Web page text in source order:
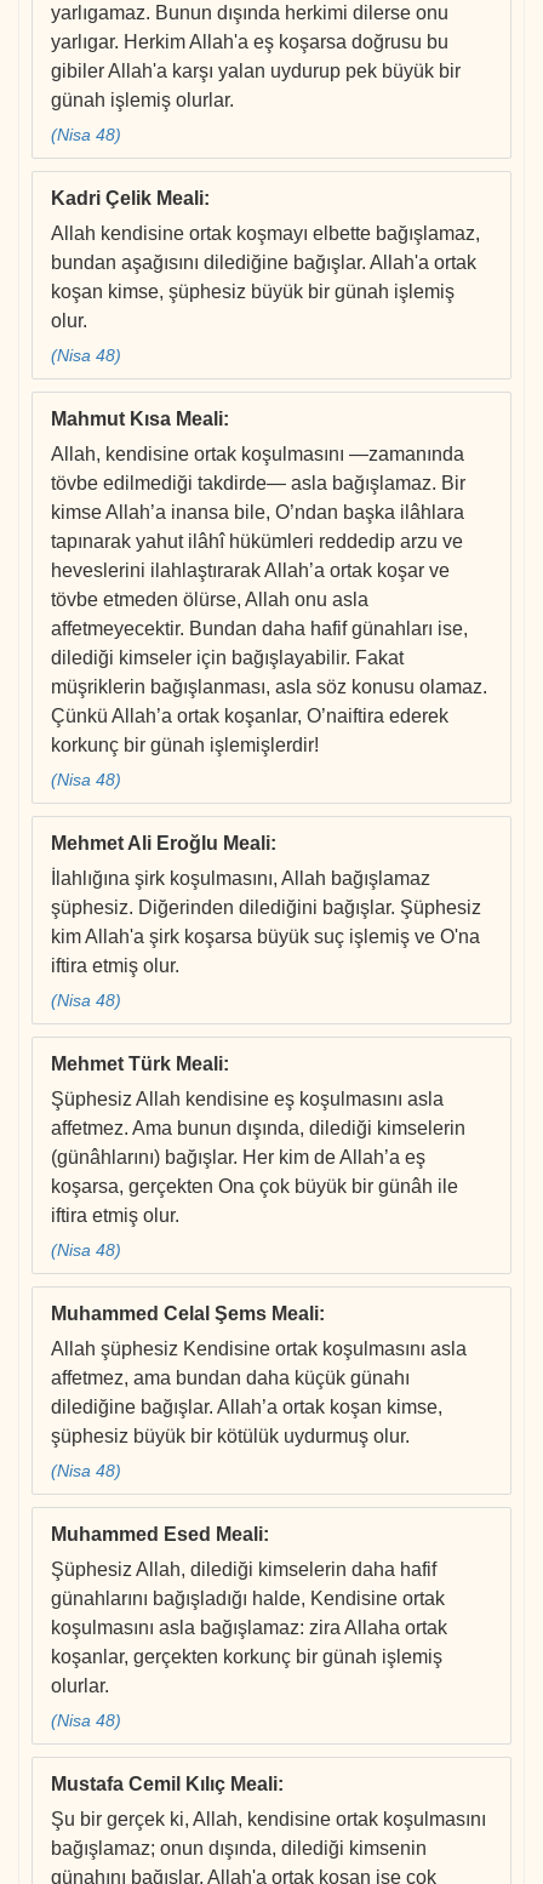
yarlıgamaz. Bunun dışında herkimi dilerse onu
yarlıgar. Herkim Allah'a eş koşarsa doğrusu bu
gibiler Allah'a karşı yalan uydurup pek büyük bir
günah işlemiş olurlar.
(Nisa 48)
Kadri Çelik Meali:
Allah kendisine ortak koşmayı elbette bağışlamaz,
bundan aşağısını dilediğine bağışlar. Allah'a ortak
koşan kimse, şüphesiz büyük bir günah işlemiş
olur.
(Nisa 48)
Mahmut Kısa Meali:
Allah, kendisine ortak koşulmasını —zamanında
tövbe edilmediği takdirde— asla bağışlamaz. Bir
kimse Allah’a inansa bile, O’ndan başka ilâhlara
tapınarak yahut ilâhî hükümleri reddedip arzu ve
heveslerini ilahlaştırarak Allah’a ortak koşar ve
tövbe etmeden ölürse, Allah onu asla
affetmeyecektir. Bundan daha hafif günahları ise,
dilediği kimseler için bağışlayabilir. Fakat
müşriklerin bağışlanması, asla söz konusu olamaz.
Çünkü Allah’a ortak koşanlar, O’naiftira ederek
korkunç bir günah işlemişlerdir!
(Nisa 48)
Mehmet Ali Eroğlu Meali:
İlahlığına şirk koşulmasını, Allah bağışlamaz
şüphesiz. Diğerinden dilediğini bağışlar. Şüphesiz
kim Allah'a şirk koşarsa büyük suç işlemiş ve O'na
iftira etmiş olur.
(Nisa 48)
Mehmet Türk Meali:
Şüphesiz Allah kendisine eş koşulmasını asla
affetmez. Ama bunun dışında, dilediği kimselerin
(günâhlarını) bağışlar. Her kim de Allah’a eş
koşarsa, gerçekten Ona çok büyük bir günâh ile
iftira etmiş olur.
(Nisa 48)
Muhammed Celal Şems Meali:
Allah şüphesiz Kendisine ortak koşulmasını asla
affetmez, ama bundan daha küçük günahı
dilediğine bağışlar. Allah’a ortak koşan kimse,
şüphesiz büyük bir kötülük uydurmuş olur.
(Nisa 48)
Muhammed Esed Meali:
Şüphesiz Allah, dilediği kimselerin daha hafif
günahlarını bağışladığı halde, Kendisine ortak
koşulmasını asla bağışlamaz: zira Allaha ortak
koşanlar, gerçekten korkunç bir günah işlemiş
olurlar.
(Nisa 48)
Mustafa Cemil Kılıç Meali:
Şu bir gerçek ki, Allah, kendisine ortak koşulmasını
bağışlamaz; onun dışında, dilediği kimsenin
günahını bağışlar. Allah'a ortak koşan ise çok